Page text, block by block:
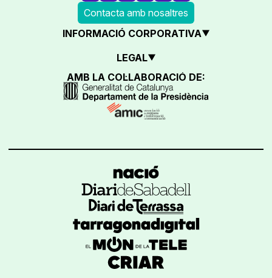
Contacta amb nosaltres
INFORMACIÓ CORPORATIVA
LEGAL
AMB LA COL·LABORACIÓ DE: